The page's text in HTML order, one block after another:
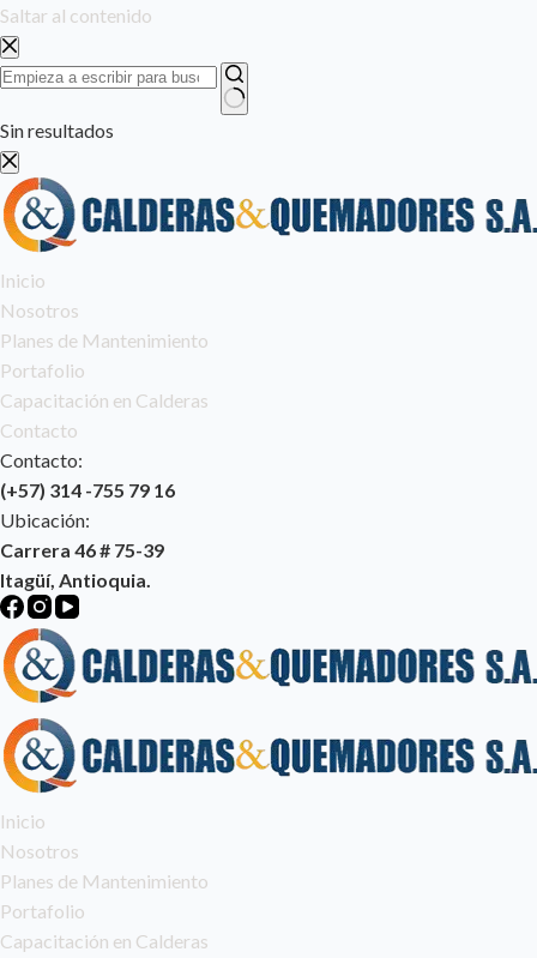
Saltar al contenido
Sin resultados
Inicio
Nosotros
Planes de Mantenimiento
Portafolio
Capacitación en Calderas
Contacto
Contacto:
(+57) 314 -755 79 16
Ubicación:
​Carrera 46 # 75-39
Itagüí, Antioquia.
Inicio
Nosotros
Planes de Mantenimiento
Portafolio
Capacitación en Calderas